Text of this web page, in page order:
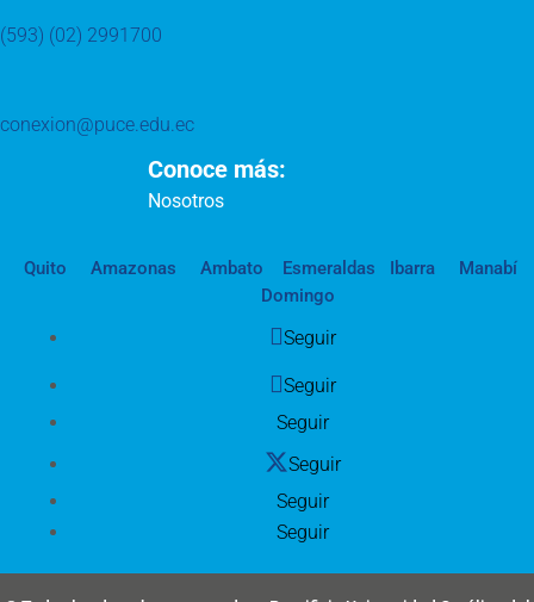
(593) (02) 2991700
conexion@puce.edu.ec
Conoce más:
Nosotros
Quito Amazonas Ambato Esmeraldas Ibarra
Manabí
Domingo
Seguir
Seguir
Seguir
Seguir
Seguir
Seguir